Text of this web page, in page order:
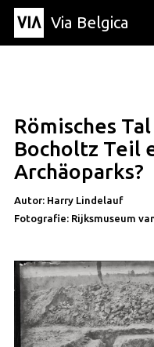
Via Belgica
Der
artikel
Römisches Tal
Bocholtz Teil
Archäoparks?
Autor: Harry Lindelauf
Fotografie: Rijksmuseum